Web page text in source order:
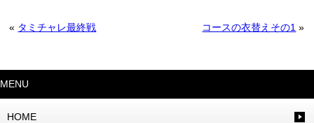
« タミチャレ最終戦 コースの衣替えその1 »
MENU
HOME